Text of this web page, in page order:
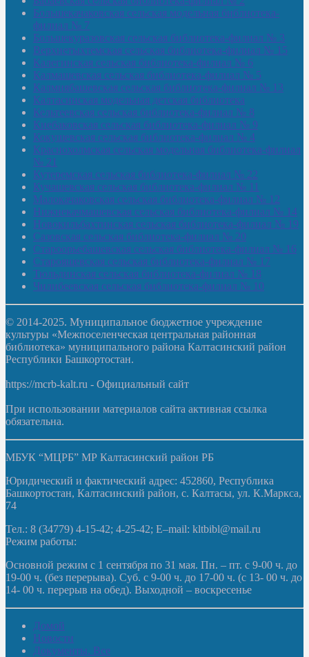
Большекачаковская сельская модельная библиотека-
филиал № 7
Большекуразовская сельская библиотека-филиал № 3
Верхнетыхтемская сельская библиотека-филиал № 15
Калегинская сельская библиотека-филиал № 6
Калмашевская сельская библиотека-филиал № 5
Калмиябашевская сельская библиотека-филиал № 13
Калтасинская модельная детская библиотека
Кельтеевская сельская библиотека-филиал № 8
Киебаковская сельская библиотека-филиал № 9
Кокушевская сельская библиотека-филиал № 4
Краснохолмская сельская модельная библиотека-филиал
№ 21
Кутеремская сельская библиотека-филиал № 22
Кучашевская сельская библиотека-филиал № 11
Малокачаковская сельская библиотека-филиал № 12
Нижнекачмашевская сельская библиотека-филиал № 14
Новокильбахтинская сельская библиотека-филиал № 19
Сазовская сельская библиотека-филиал № 20
Староорьебашевская сельская библиотека-филиал № 16
Старояшевская сельская библиотека-филиал № 17
Тюльдинская сельская библиотека-филиал № 18
Чилибеевская сельская библиотека-филиал № 10
© 2014-2025. Муниципальное бюджетное учреждение
культуры «Межпоселенческая центральная районная
библиотека» муниципального района Калтасинский район
Республики Башкортостан.
https://mcrb-kalt.ru - Официальный сайт
При использовании материалов сайта активная ссылка
обязательна.
МБУК “МЦРБ” МР Калтасинский район РБ
Юридический и фактический адрес: 452860, Республика
Башкортостан, Калтасинский район, с. Калтасы, ул. К.Маркса,
74
Тел.: 8 (34779) 4-15-42; 4-25-42; E–mail: kltbibl@mail.ru
Режим работы:
Основной режим с 1 сентября по 31 мая. Пн. – пт. с 9-00 ч. до
19-00 ч. (без перерыва). Суб. с 9-00 ч. до 17-00 ч. (с 13- 00 ч. до
14- 00 ч. перерыв на обед). Выходной – воскресенье
Домой
Новости
Документы. Все